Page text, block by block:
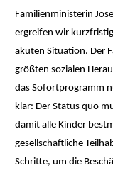
Familienministerin
ergreifen wir
akuten Situation. Der
größten sozialen
das Sofortprogramm
klar: Der Status quo
damit alle Kinder
gesellschaftliche
Schritte, um die